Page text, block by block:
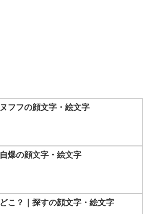
ヌフフの顔文字・絵文字
自爆の顔文字・絵文字
どこ？｜探すの顔文字・絵文字